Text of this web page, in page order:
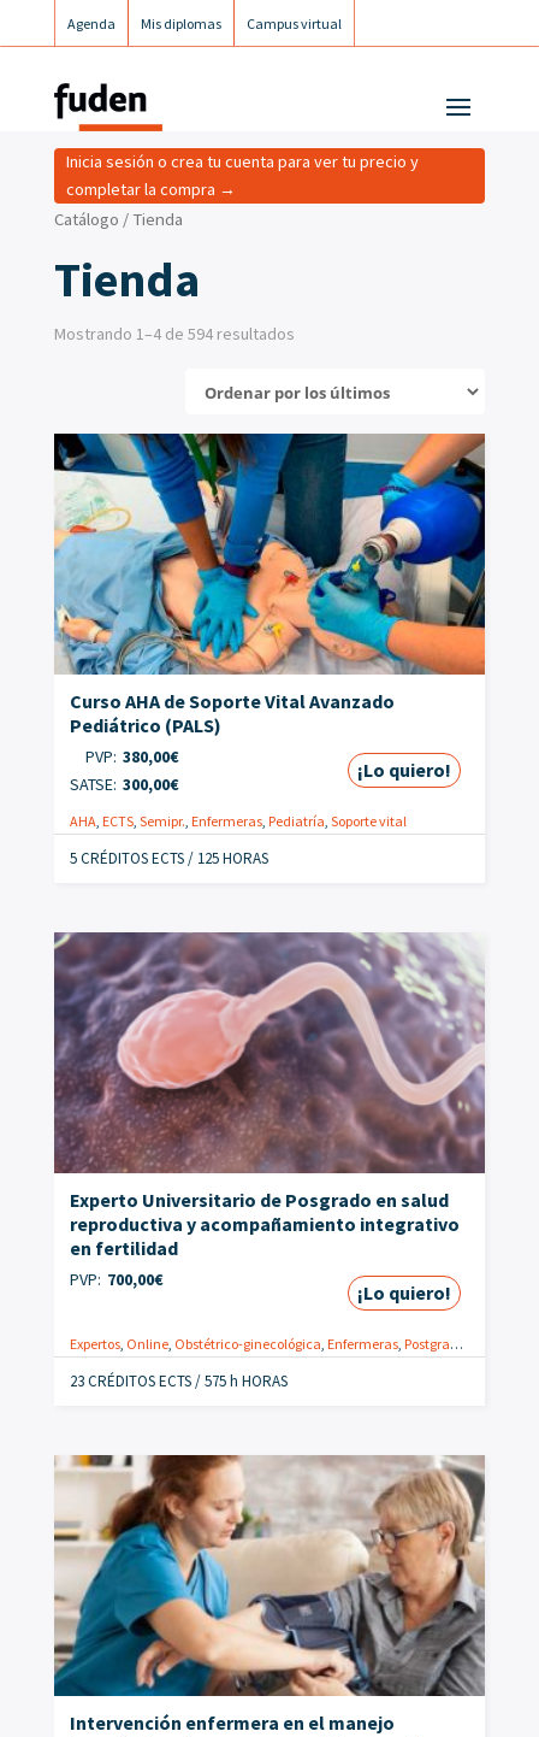
Agenda Mis diplomas Campus virtual
Catálogo / Tienda
Tienda
Inicia sesión o crea tu cuenta para ver tu precio y
completar la compra →
Mostrando 1–4 de 594 resultados
Curso AHA de Soporte Vital Avanzado
Pediátrico (PALS)
PVP: 380,00€
SATSE: 300,00€
¡Lo quiero!
AHA, ECTS, Semipr., Enfermeras, Pediatría, Soporte vital
5 CRÉDITOS ECTS / 125 HORAS
Experto Universitario de Posgrado en salud
reproductiva y acompañamiento integrativo
en fertilidad
PVP: 700,00€
¡Lo quiero!
Expertos, Online, Obstétrico-ginecológica, Enfermeras, Postgrados
23 CRÉDITOS ECTS / 575 h HORAS
Intervención enfermera en el manejo